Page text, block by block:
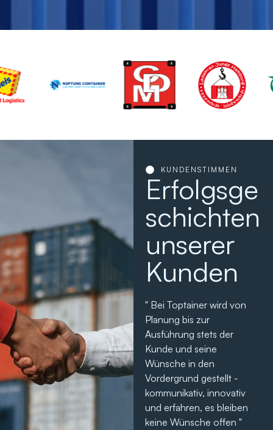
KUNDENSTIMMEN
Erfolgsge
schichten
unserer
Kunden
" Als langjähriger
Geschäftspartner
bedanken wir uns für den
stets professionellen
Service und permanent
hervorragende
Umsetzung unserer Wünsche
" Bei Toptainer wird von
Planung bis zur
Ausführung stets der
Kunde und seine
Wünsche in den
Vordergrund gestellt -
kommunikativ, innovativ
und erfahren, es bleiben
keine Wünsche offen "